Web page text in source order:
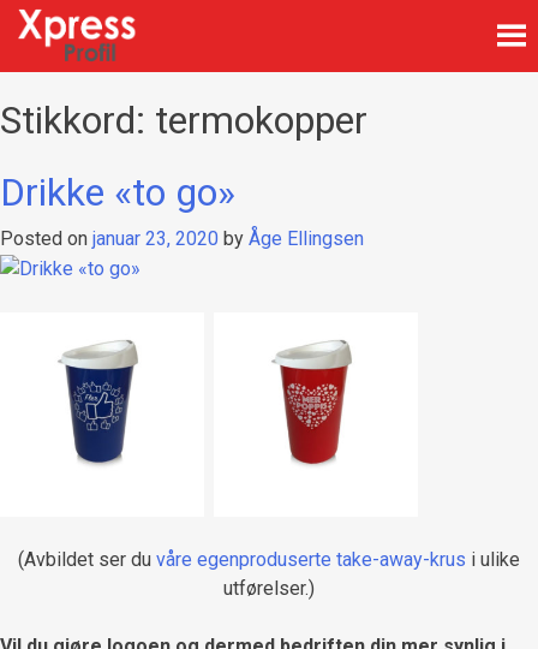
Skip
content
Stikkord: termokopper
Drikke «to go»
Posted on januar 23, 2020 by Åge Ellingsen
(Avbildet ser du våre egenproduserte take-away-krus i ulike
utførelser.)